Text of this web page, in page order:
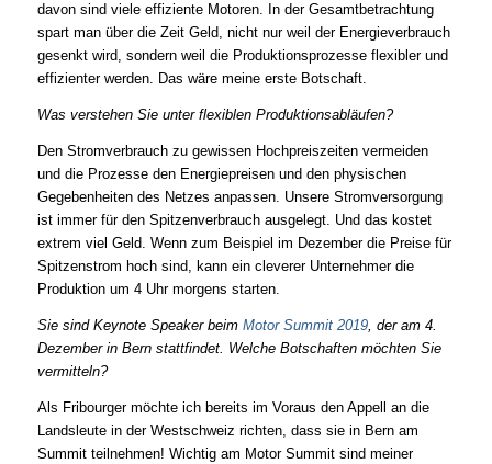
davon sind viele effiziente Motoren. In der Gesamtbetrachtung
spart man über die Zeit Geld, nicht nur weil der Energieverbrauch
gesenkt wird, sondern weil die Produktionsprozesse flexibler und
effizienter werden. Das wäre meine erste Botschaft.
Was verstehen Sie unter flexiblen Produktionsabläufen?
Den Stromverbrauch zu gewissen Hochpreiszeiten vermeiden
und die Prozesse den Energiepreisen und den physischen
Gegebenheiten des Netzes anpassen. Unsere Stromversorgung
ist immer für den Spitzenverbrauch ausgelegt. Und das kostet
extrem viel Geld. Wenn zum Beispiel im Dezember die Preise für
Spitzenstrom hoch sind, kann ein cleverer Unternehmer die
Produktion um 4 Uhr morgens starten.
Sie sind Keynote Speaker beim Motor Summit 2019, der am 4.
Dezember in Bern stattfindet. Welche Botschaften möchten Sie
vermitteln?
Als Fribourger möchte ich bereits im Voraus den Appell an die
Landsleute in der Westschweiz richten, dass sie in Bern am
Summit teilnehmen! Wichtig am Motor Summit sind meiner